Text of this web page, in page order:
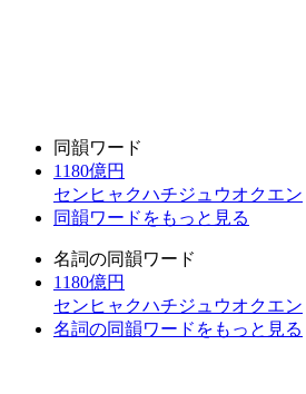
同韻ワード
1180億円
センヒャクハチジュウオクエン
同韻ワードをもっと見る
名詞の同韻ワード
1180億円
センヒャクハチジュウオクエン
名詞の同韻ワードをもっと見る